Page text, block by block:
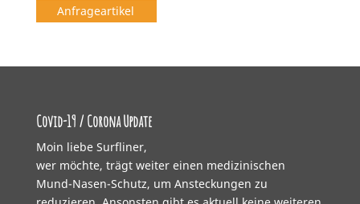
Anfrageartikel
Covid-19 / Corona Update
Moin liebe Surfliner,
wer möchte, trägt weiter einen medizinischen
Mund-Nasen-Schutz, um Ansteckungen zu